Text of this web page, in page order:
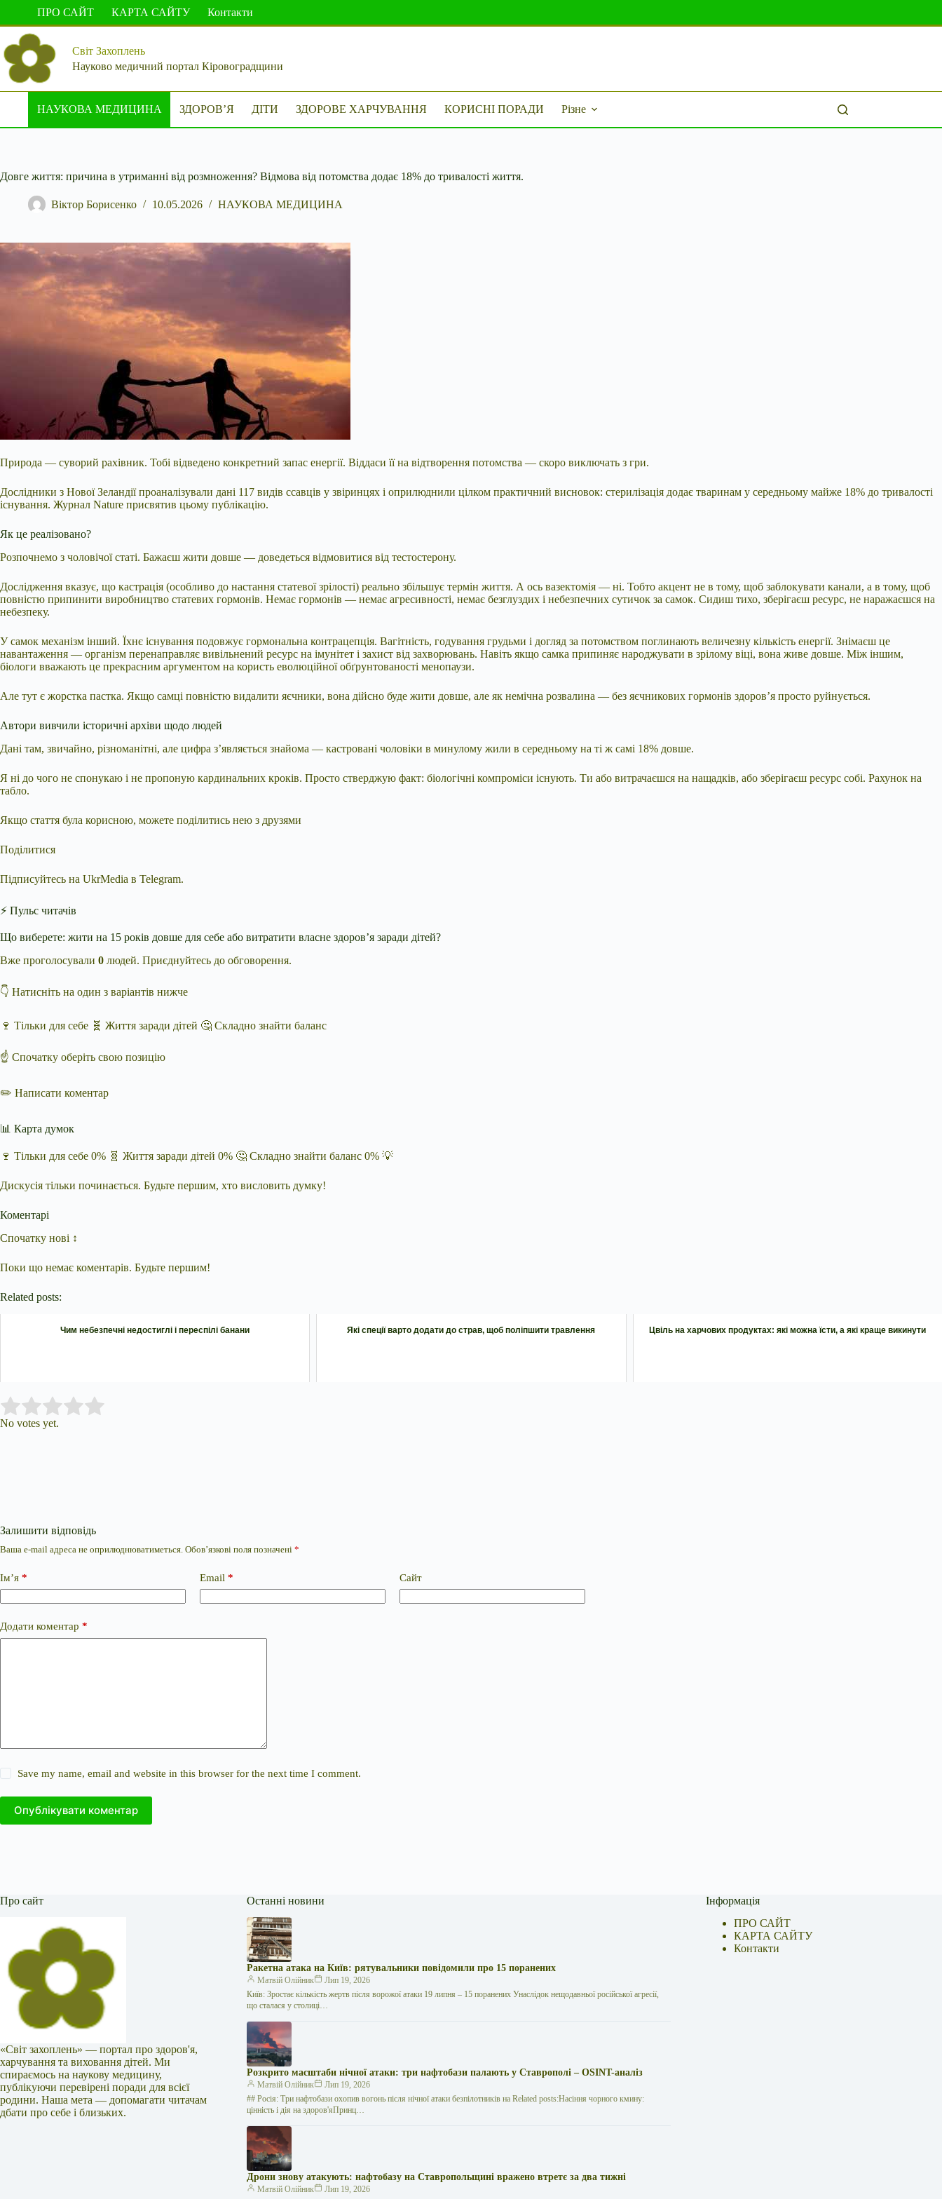
вмісту
ПРО САЙТ КАРТА САЙТУ Контакти
Світ Захоплень
Науково медичний портал Кіровоградщини
НАУКОВА МЕДИЦИНА ЗДОРОВ’Я ДІТИ ЗДОРОВЕ ХАРЧУВАННЯ КОРИСНІ ПОРАДИ Різне
Довге життя: причина в утриманні від розмноження? Відмова від потомства додає 18% до тривалості життя.
Віктор Борисенко 10.05.2026 НАУКОВА МЕДИЦИНА
Природа — суворий рахівник. Тобі відведено конкретний запас енергії. Віддаси її на відтворення потомства — скоро виключать з гри.
Дослідники з Нової Зеландії проаналізували дані 117 видів ссавців у звіринцях і оприлюднили цілком практичний висновок: стерилізація додає тваринам у середньому майже 18% до тривалості
існування. Журнал Nature присвятив цьому публікацію.
Як це реалізовано?
Розпочнемо з чоловічої статі. Бажаєш жити довше — доведеться відмовитися від тестостерону.
Дослідження вказує, що кастрація (особливо до настання статевої зрілості) реально збільшує термін життя. А ось вазектомія — ні. Тобто акцент не в тому, щоб заблокувати канали, а в тому, щоб
повністю припинити виробництво статевих гормонів. Немає гормонів — немає агресивності, немає безглуздих і небезпечних сутичок за самок. Сидиш тихо, зберігаєш ресурс, не наражаєшся на
небезпеку.
У самок механізм інший. Їхнє існування подовжує гормональна контрацепція. Вагітність, годування грудьми і догляд за потомством поглинають величезну кількість енергії. Знімаєш це
навантаження — організм перенаправляє вивільнений ресурс на імунітет і захист від захворювань. Навіть якщо самка припиняє народжувати в зрілому віці, вона живе довше. Між іншим,
біологи вважають це прекрасним аргументом на користь еволюційної обґрунтованості менопаузи.
Але тут є жорстка пастка. Якщо самці повністю видалити яєчники, вона дійсно буде жити довше, але як немічна розвалина — без яєчникових гормонів здоров’я просто руйнується.
Автори вивчили історичні архіви щодо людей
Дані там, звичайно, різноманітні, але цифра з’являється знайома — кастровані чоловіки в минулому жили в середньому на ті ж самі 18% довше.
Я ні до чого не спонукаю і не пропоную кардинальних кроків. Просто стверджую факт: біологічні компроміси існують. Ти або витрачаєшся на нащадків, або зберігаєш ресурс собі. Рахунок на
табло.
Якщо стаття була корисною, можете поділитись нею з друзями
Поділитися
Підписуйтесь на UkrMedia в Telegram.
⚡ Пульс читачів
Що виберете: жити на 15 років довше для себе або витратити власне здоров’я заради дітей?
Вже проголосували 0 людей. Приєднуйтесь до обговорення.
👇 Натисніть на один з варіантів нижче
🍷 Тільки для себе 🧬 Життя заради дітей 🤔 Складно знайти баланс
☝️ Спочатку оберіть свою позицію
✏️ Написати коментар
📊 Карта думок
🍷 Тільки для себе 0% 🧬 Життя заради дітей 0% 🤔 Складно знайти баланс 0% 💡
Дискусія тільки починається. Будьте першим, хто висловить думку!
Коментарі
Спочатку нові ↕
Поки що немає коментарів. Будьте першим!
Related posts:
Чим небезпечні недостиглі і переспілі банани Які спеції варто додати до страв, щоб поліпшити травлення Цвіль на харчових продуктах: які можна їсти, а які краще викинути
Rate this item:
No votes yet.
Залишити відповідь
Ваша e-mail адреса не оприлюднюватиметься. Обов’язкові поля позначені *
Ім’я * Email * Сайт
Додати коментар *
Save my name, email and website in this browser for the next time I comment.
Опублікувати коментар
Про сайт
«Світ захоплень» — портал про здоров'я,
харчування та виховання дітей. Ми
спираємось на наукову медицину,
публікуючи перевірені поради для всієї
родини. Наша мета — допомагати читачам
дбати про себе і близьких.
Останні новини
Ракетна атака на Київ: рятувальники повідомили про 15 поранених
Матвій Олійник
Лип 19, 2026
Київ: Зростає кількість жертв після ворожої атаки 19 липня – 15 поранених Унаслідок нещодавньої російської агресії,
що сталася у столиці…
Розкрито масштаби нічної атаки: три нафтобази палають у Ставрополі – OSINT-аналіз
Матвій Олійник
Лип 19, 2026
## Росія: Три нафтобази охопив вогонь після нічної атаки безпілотників на Related posts:Насіння чорного кмину:
цінність і дія на здоров'яПринц…
Дрони знову атакують: нафтобазу на Ставропольщині вражено втретє за два тижні
Матвій Олійник
Лип 19, 2026
Інформація
ПРО САЙТ
КАРТА САЙТУ
Контакти